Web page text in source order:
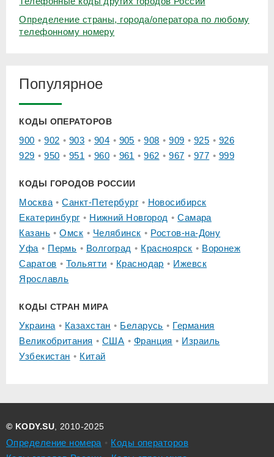
Определение страны, города/оператора по любому
телефонному номеру
Популярное
КОДЫ ОПЕРАТОРОВ
900 902 903 904 905 908 909 925
926
929
950 951 960 961 962 967 977 999
КОДЫ ГОРОДОВ РОССИИ
Москва Санкт-Петербург
Новосибирск
Екатеринбург
Нижний Новгород
Самара
Казань
Омск Челябинск
Ростов-на-Дону
Уфа
Пермь Волгоград Красноярск
Воронеж
Саратов
Тольятти Краснодар
Ижевск
Ярославль
КОДЫ СТРАН МИРА
Украина Казахстан Беларусь
Германия
Великобритания
США Франция
Израиль
Узбекистан
Китай
© KODY.SU, 2010-2025
Определение номера
Коды операторов